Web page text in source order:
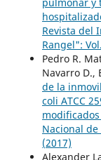
Revista del
Rangel":
Pedro R.
Navarro D.,
de la
coli ATCC
Nacional
(2017)
Alexander